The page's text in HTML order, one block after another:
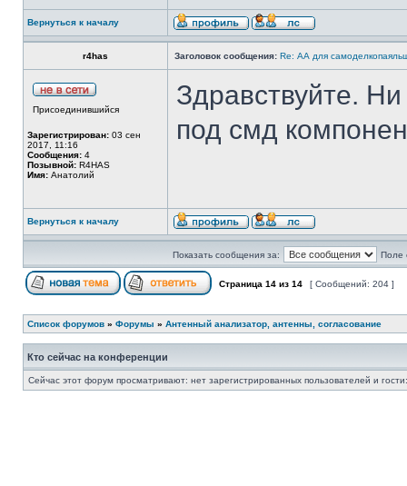
Вернуться к началу
r4has Заголовок сообщения: Re: АА для
Присоединившийся
Зарегистрирован: 03 сен
2017, 11:16
Сообщения: 4
Позывной: R4HAS
Имя: Анатолий
Здравствуйте.
под смд
Вернуться к началу
Показать сообщения за: Поле
Страница 14 из 14 [ Сообщений: 204 ]
Список форумов » Форумы » Антенный анализатор, антенны, согласование
Кто сейчас на конференции
Сейчас этот форум просматривают: нет зарегистрированных пользователей и